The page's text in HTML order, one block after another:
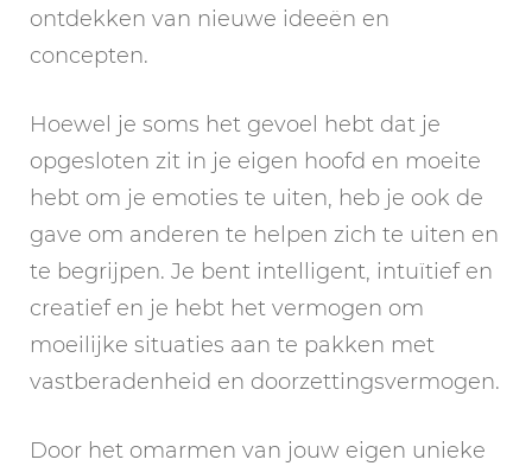
ontdekken van nieuwe ideeën en
concepten.
Hoewel je soms het gevoel hebt dat je
opgesloten zit in je eigen hoofd en moeite
hebt om je emoties te uiten, heb je ook de
gave om anderen te helpen zich te uiten en
te begrijpen. Je bent intelligent, intuïtief en
creatief en je hebt het vermogen om
moeilijke situaties aan te pakken met
vastberadenheid en doorzettingsvermogen.
Door het omarmen van jouw eigen unieke